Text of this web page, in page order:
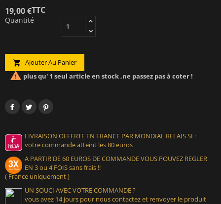
19,00 €TTC
Quantité
 Ajouter Au Panier
 plus qu' 1 seul article en stock ,ne passez pas à coter !
LIVRAISON OFFERTE EN FRANCE PAR MONDIAL RELAIS SI :
votre commande atteint les 80 euros
A PARTIR DE 60 EUROS DE COMMANDE VOUS POUVEZ REGLER
EN 3 ou 4 FOIS sans frais !!
( France uniquement )
UN SOUCI AVEC VOTRE COMMANDE ?
vous avez 14 jours pour nous contactez et renvoyer le produit